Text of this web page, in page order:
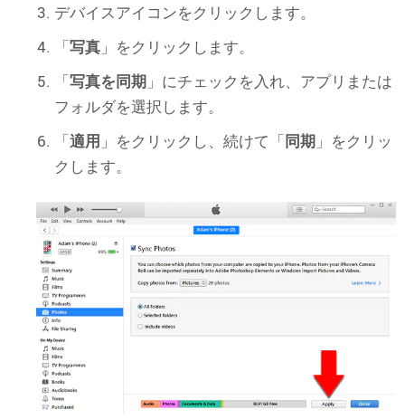
デバイスアイコンをクリックします。
「写真 」をクリックします。
「写真を同期 」にチェックを入れ、アプリまたは
フォルダを選択します。
「適用 」をクリックし、続けて「同期 」をクリッ
クします。